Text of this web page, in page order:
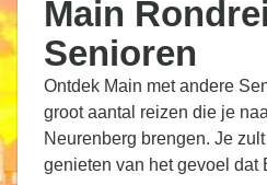
Main
Senioren
Ontdek Main met andere
groot aantal reizen die je
Neurenberg brengen. Je
genieten van het gevoel dat